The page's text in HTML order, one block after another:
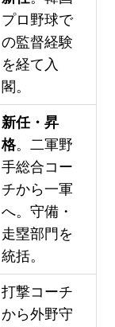
プロ野球で
の監督経験
を経て入
閣。
新任・昇
格。二軍野
手総合コー
チから一軍
へ。守備・
走塁部門を
統括。
打撃コーチ
から外野守